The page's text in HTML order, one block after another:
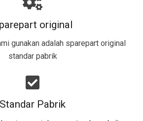
original
gunakan adalah sparepart original
standar pabrik​
Standar Pabrik